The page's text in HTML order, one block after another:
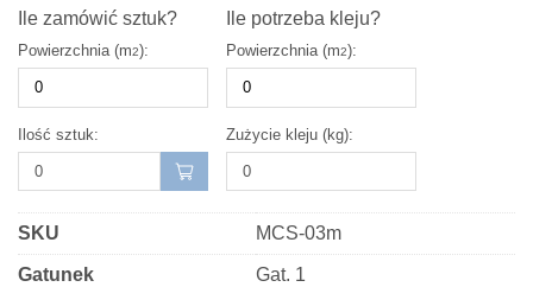
BLUE
NIEBIESKA
POŁYSK
Ile zamówić sztuk?
Powierzchnia (m2):
Ilość sztuk:
Ile potrzeba kleju?
Powierzchnia (m2):
Zużycie kleju (kg):
SKU MCS-03m
Gatunek Gat. 1